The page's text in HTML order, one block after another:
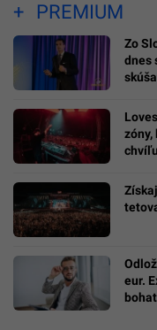
PREMIUM
Zo
dnes
zóny,
eur.